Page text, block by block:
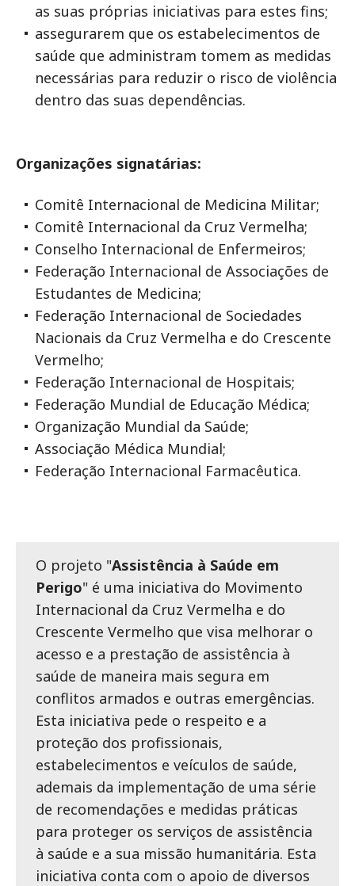
as suas próprias iniciativas para estes fins;
assegurarem que os estabelecimentos de
saúde que administram tomem as medidas
necessárias para reduzir o risco de violência
dentro das suas dependências.
Organizações signatárias:
Comitê Internacional de Medicina Militar;
Comitê Internacional da Cruz Vermelha;
Conselho Internacional de Enfermeiros;
Federação Internacional de Associações de
Estudantes de Medicina;
Federação Internacional de Sociedades
Nacionais da Cruz Vermelha e do Crescente
Vermelho;
Federação Internacional de Hospitais;
Federação Mundial de Educação Médica;
Organização Mundial da Saúde;
Associação Médica Mundial;
Federação Internacional Farmacêutica.
O projeto "Assistência à Saúde em
Perigo" é uma iniciativa do Movimento
Internacional da Cruz Vermelha e do
Crescente Vermelho que visa melhorar o
acesso e a prestação de assistência à
saúde de maneira mais segura em
conflitos armados e outras emergências.
Esta iniciativa pede o respeito e a
proteção dos profissionais,
estabelecimentos e veículos de saúde,
ademais da implementação de uma série
de recomendações e medidas práticas
para proteger os serviços de assistência
à saúde e a sua missão humanitária. Esta
iniciativa conta com o apoio de diversos